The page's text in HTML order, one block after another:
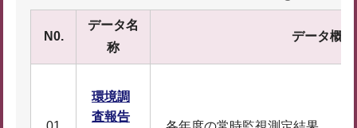
N0.
データ名
称
データ概要
環境調
査報告